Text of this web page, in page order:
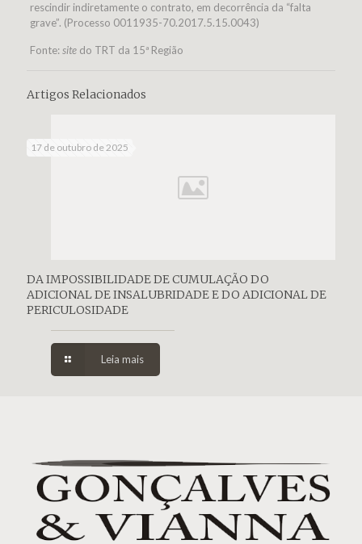
rescindir indiretamente o contrato, em decorrência da “falta
grave”. (Processo 0011935-70.2017.5.15.0043)
Fonte:sitedo TRT da 15ª Região
Artigos Relacionados
17 de outubro de 2025
DA IMPOSSIBILIDADE DE CUMULAÇÃO DO
ADICIONAL DE INSALUBRIDADE E DO ADICIONAL DE
PERICULOSIDADE
Leia mais